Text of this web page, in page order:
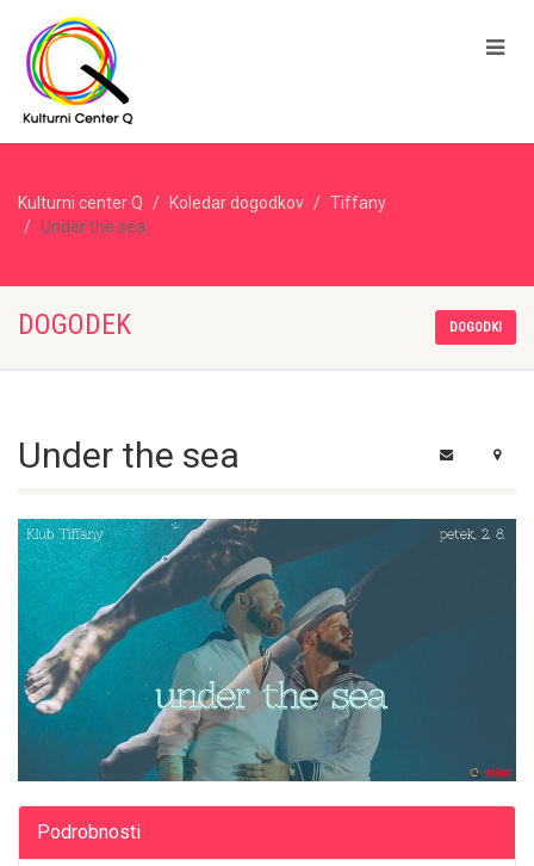
Kulturni center Q Koledar dogodkov
Tiffany
Under the sea
DOGODEK DOGODKI
Under the sea
Podrobnosti